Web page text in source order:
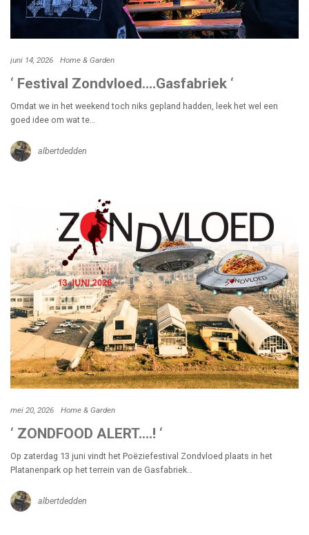
juni 14, 2026 Home & Garden
‘ Festival Zondvloed….Gasfabriek ‘
Omdat we in het weekend toch niks gepland hadden, leek het wel een
goed idee om wat te…
albertdedden
mei 20, 2026 Home & Garden
‘ ZONDFOOD ALERT….! ‘
Op zaterdag 13 juni vindt het Poëziefestival Zondvloed plaats in het
Platanenpark op het terrein van de Gasfabriek…
albertdedden